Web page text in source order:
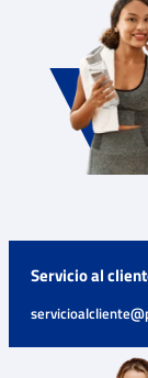
Servicio al